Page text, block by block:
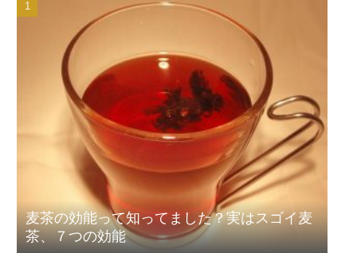
麦茶の効能って知ってました？実はスゴイ麦
茶、７つの効能